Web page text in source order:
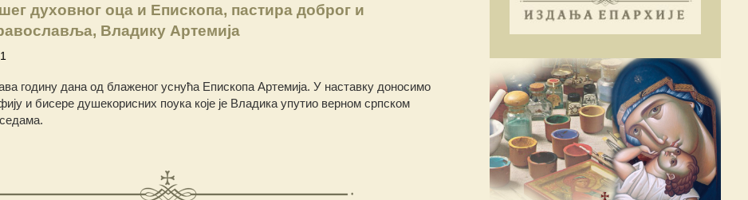
духовног оца и Епископа, пастира доброг и
Владику Артемија
годину дана од блаженог уснућа Епископа Артемија. У наставку доносимо
и бисере душекорисних поука које је Владика упутио верном српском